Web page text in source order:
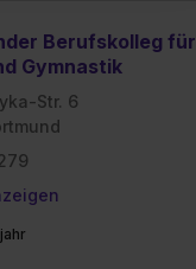
Einwilligung
Punkt
Klick auf
Berufskolleg für
Gymnastik
Str. 6